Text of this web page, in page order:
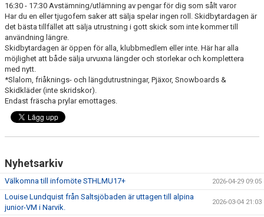
16:30 - 17:30 Avstämning/utlämning av pengar för dig som sålt varor
Har du en eller tjugofem saker att sälja spelar ingen roll. Skidbytardagen är
det bästa tillfället att sälja utrustning i gott skick som inte kommer till
användning längre.
Skidbytardagen är öppen för alla, klubbmedlem eller inte. Här har alla
möjlighet att både sälja urvuxna längder och storlekar och komplettera
med nytt.
*Slalom, friåknings- och längdutrustningar, Pjäxor, Snowboards &
Skidkläder (inte skridskor).
Endast fräscha prylar emottages.
Nyhetsarkiv
Välkomna till infomöte STHLMU17+ 2026-04-29 09:05
Louise Lundquist från Saltsjöbaden är uttagen till alpina
junior-VM i Narvik.
2026-03-04 21:03